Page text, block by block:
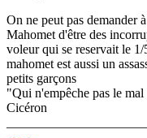
On ne peut pas demander
Mahomet d'être des
voleur qui se reservait le
mahomet est aussi un
petits garçons
"Qui n'empêche pas le
Cicéron